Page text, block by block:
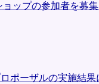
ップの参加者を募集
ポーザルの実施結果